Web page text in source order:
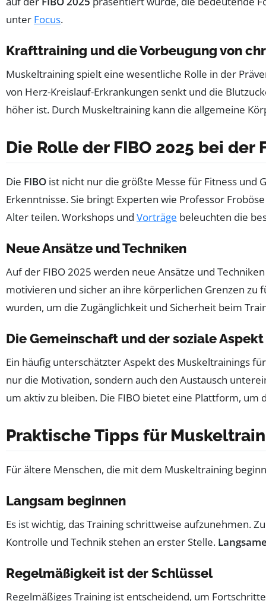
unter Focus.
Krafttraining und die Vorbeugung von
Muskeltraining spielt eine wesentliche Rolle in der
von Herz-Kreislauf-Erkrankungen senkt und die
höher ist. Durch Muskeltraining kann die allgemeine
Die Rolle der FIBO 2025 bei
Die FIBO ist nicht nur die größte Messe für Fitness und
Erkenntnisse. Sie bringt Experten wie Professor
Alter teilen. Workshops und Vorträge beleuchten die
Neue Ansätze und Techniken
Auf der FIBO 2025 werden neue Ansätze und
motivieren und sicher an ihre körperlichen Grenzen
wurden, um die Zugänglichkeit und Sicherheit beim
Die Gemeinschaft und der soziale Aspekt
Ein häufig unterschätzter Aspekt des Muskeltrainings
nur die Motivation, sondern auch den Austausch
um aktiv zu bleiben. Die FIBO bietet eine Plattform, um
Praktische Tipps für
Für ältere Menschen, die mit dem Muskeltraining
Langsam beginnen
Es ist wichtig, das Training schrittweise aufzunehmen.
Kontrolle und Technik stehen an erster Stelle.
Regelmäßigkeit ist der Schlüssel
Regelmäßiges Training ist entscheidend, um